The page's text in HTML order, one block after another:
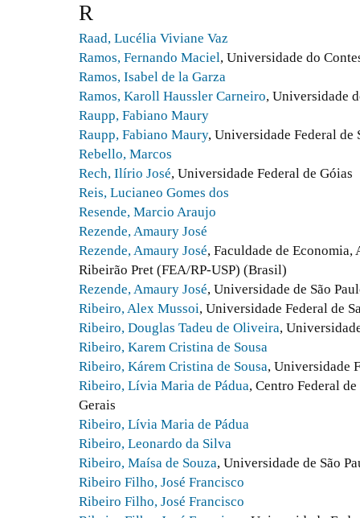
R
Raad, Lucélia Viviane Vaz
Ramos, Fernando Maciel, Universidade do
Ramos, Isabel de la Garza
Ramos, Karoll Haussler Carneiro, Universidade
Raupp, Fabiano Maury
Raupp, Fabiano Maury, Universidade Federal de
Rebello, Marcos
Rech, Ilírio José, Universidade Federal de Góias
Reis, Lucianeo Gomes dos
Resende, Marcio Araujo
Rezende, Amaury José
Rezende, Amaury José, Faculdade de
Ribeirão Pret (FEA/RP-USP) (Brasil)
Rezende, Amaury José, Universidade de São
Ribeiro, Alex Mussoi, Universidade Federal de
Ribeiro, Douglas Tadeu de Oliveira,
Ribeiro, Karem Cristina de Sousa
Ribeiro, Kárem Cristina de Sousa, Universidade
Ribeiro, Lívia Maria de Pádua, Centro Federal
Gerais
Ribeiro, Lívia Maria de Pádua
Ribeiro, Leonardo da Silva
Ribeiro, Maísa de Souza, Universidade de São
Ribeiro Filho, José Francisco
Ribeiro Filho, José Francisco